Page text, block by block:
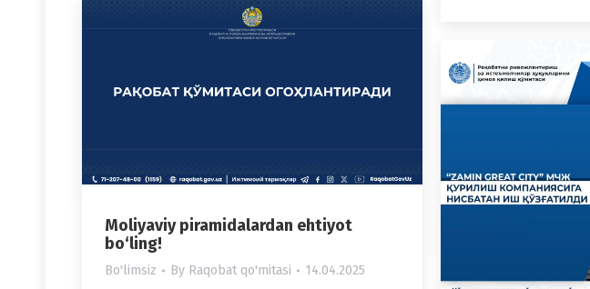
Moliyaviy piramidalardan ehtiyot
bo‘ling!
Bo'limsiz By Raqobat qo'mitasi 14.04.2025